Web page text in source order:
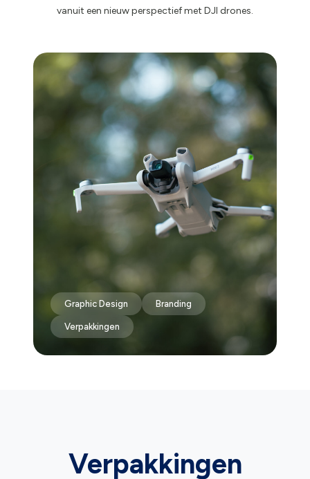
vanuit een nieuw perspectief met DJI drones.
Graphic Design Branding
Verpakkingen
Verpakkingen